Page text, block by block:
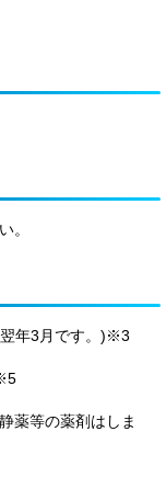
。
年3月です。)※3
薬等の薬剤はしま